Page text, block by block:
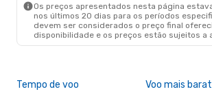
Os preços apresentados nesta página
nos últimos 20 dias para os períodos
devem ser considerados o preço final
disponibilidade e os preços estão sujeitos a
Tempo de voo Voo mais